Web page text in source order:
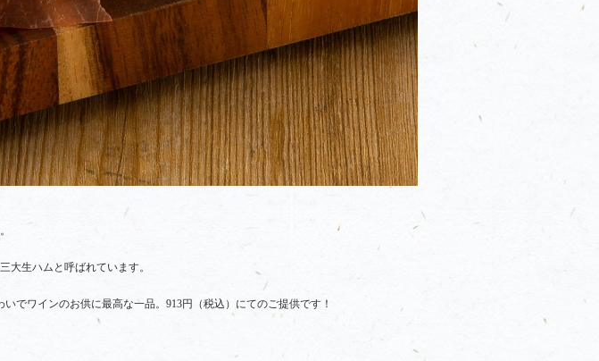
大生ハムと呼ばれています。
でワインのお供に最高な一品。913円（税込）にてのご提供です！